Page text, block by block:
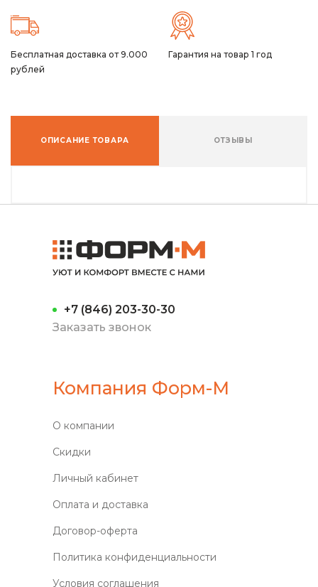
Бесплатная доставка от 9.000
рублей
Гарантия на товар 1 год
ОПИСАНИЕ ТОВАРА ОТЗЫВЫ
+7 (846) 203-30-30
Заказать звонок
Компания Форм-М
О компании
Скидки
Личный кабинет
Оплата и доставка
Договор-оферта
Политика конфиденциальности
Условия соглашения